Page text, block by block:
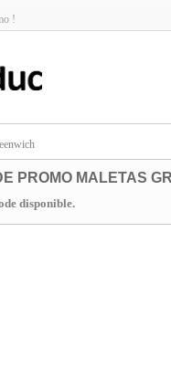
!
PROMO MALETAS
disponible.